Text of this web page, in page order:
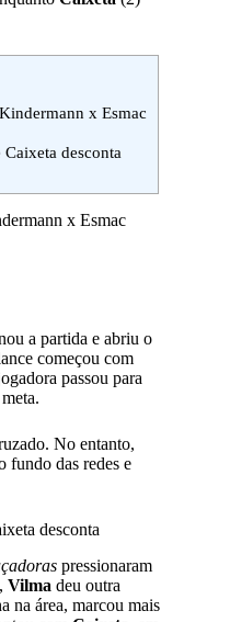
x Esmac
desconta
x Esmac
a partida e abriu o
começou com
passou para
No entanto,
fundo das redes e
desconta
pressionaram
Vilma deu outra
na área, marcou mais